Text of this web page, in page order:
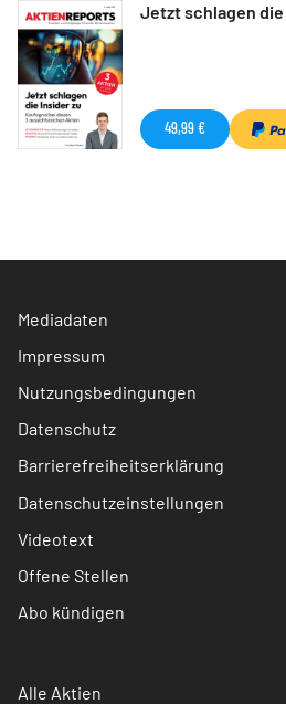
Jetzt schlagen die
49,99 €
Mediadaten
Impressum
Nutzungsbedingungen
Datenschutz
Barrierefreiheitserklärung
Datenschutzeinstellungen
Videotext
Offene Stellen
Abo kündigen
Alle Aktien